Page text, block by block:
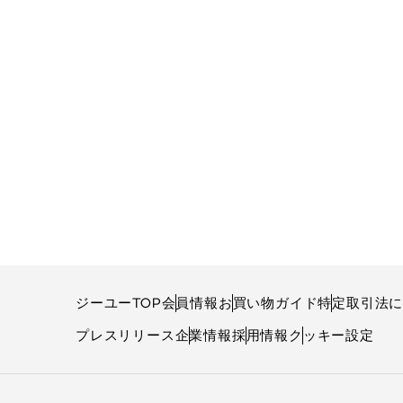
ジーユーTOP会員情報お買い物ガイド特定取引法
プレスリリース企業情報採用情報 クッキー設定